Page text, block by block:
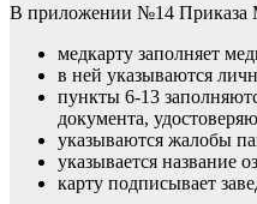
В приложении №14 Приказа
медкарту заполняет
в ней указываются
пункты 6-13
документа,
указываются жалобы
указывается название
карту подписывает